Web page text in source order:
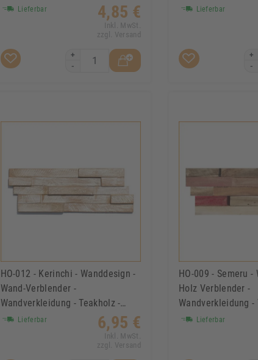
PanelsLieferbar 4,85 €
Inkl. MwSt.
zzgl. Versand
+
-
Wandverkleidung
Lieferbar
+
-
HO-012 - Kerinchi - Wanddesign -
Wand-Verblender -
Wandverkleidung - Teakholz -
Echtholz Mosaik
Lieferbar 6,95 €
Inkl. MwSt.
zzgl. Versand
HO-009 - Semeru -
Holz Verblender -
Wandverkleidung -
MosaikLieferbar